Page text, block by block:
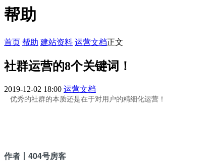
帮助
首页 帮助 建站资料 运营文档正文
社群运营的8个关键词！
2019-12-02 18:00 运营文档
优秀的社群的本质还是在于对用户的精细化运营！
作者丨404号房客